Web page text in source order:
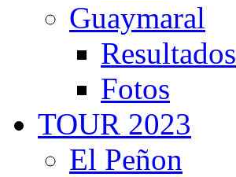
Guaymaral
Resultados
Fotos
TOUR 2023
El Peñon